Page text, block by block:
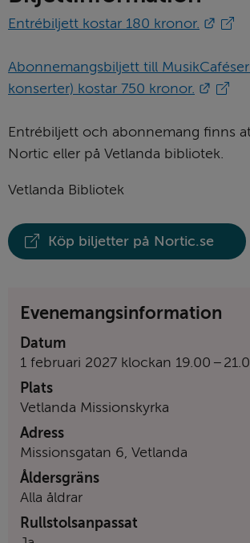
Entrébiljett kostar 180 kronor.
Abonnemangsbiljett till
konserter) kostar 750 kronor.
Entrébiljett och abonnemang finns
Nortic eller på Vetlanda bibliotek.
Vetlanda Bibliotek
Köp biljetter på Nortic.se
Evenemangsinformation
Datum
1 februari 2027 klockan 19.00 – till
Plats
Vetlanda Missionskyrka
Adress
Missionsgatan 6, Vetlanda
Åldersgräns
Alla åldrar
Rullstolsanpassat